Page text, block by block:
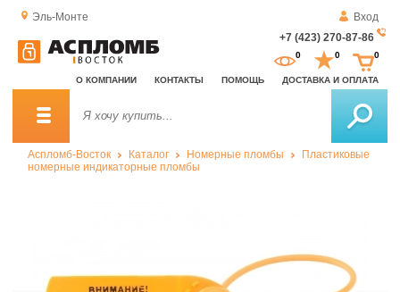
Эль-Монте
Вход
+7 (423) 270-87-86
О КОМПАНИИ КОНТАКТЫ ПОМОЩЬ ДОСТАВКА И ОПЛАТА
0 0 0
Аспломб-Восток Каталог Номерные пломбы
Пластиковые
номерные индикаторные пломбы